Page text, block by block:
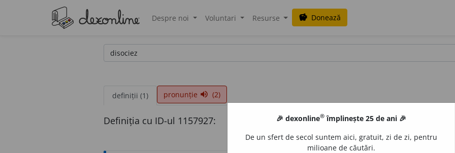
Despre noi Voluntari Resurse savings Donează
definiții (1) pronunție volume_up (2)
Definiția cu ID-ul 1157927: 🎉 dexonline® împlinește 25 de ani 🎉
De un sfert de secol suntem aici, gratuit, zi de zi, pentru
milioane de căutări.